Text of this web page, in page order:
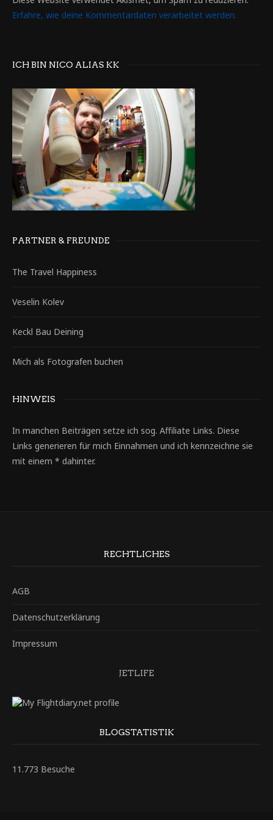
Erfahre, wie deine Kommentardaten verarbeitet werden.
ICH BIN NICO ALIAS KK
PARTNER & FREUNDE
The Travel Happiness
Veselin Kolev
Keckl Bau Deining
Mich als Fotografen buchen
HINWEIS
In manchen Beiträgen setze ich sog. Affiliate Links. Diese
Links generieren für mich Einnahmen und ich kennzeichne sie
mit einem * dahinter.
RECHTLICHES
AGB
Datenschutzerklärung
Impressum
JETLIFE
BLOGSTATISTIK
11.773 Besuche